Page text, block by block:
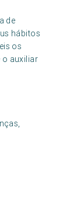
de
hábitos
os
o auxiliar